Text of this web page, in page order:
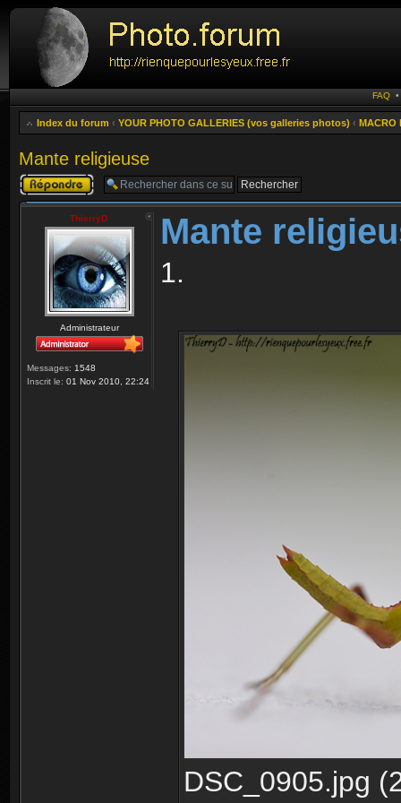
FAQ
Index du forum ‹ YOUR PHOTO GALLERIES (vos galleries photos) ‹ MACRO
Mante religieuse
Publier une
réponse
ThierryD
Administrateur
Messages: 1548
Inscrit le: 01 Nov 2010, 22:24
Mante
1.
DSC_0905.jpg